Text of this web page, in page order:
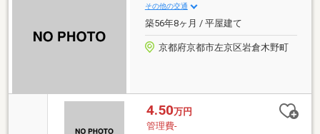
その他の交通
築56年8ヶ月 / 平屋建て
京都府京都市左京区岩倉木野町
4.50万円
管理費-